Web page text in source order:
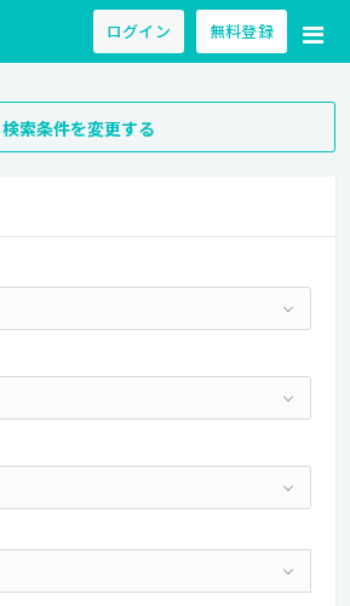
ログイン 無料登録
検索条件を変更する